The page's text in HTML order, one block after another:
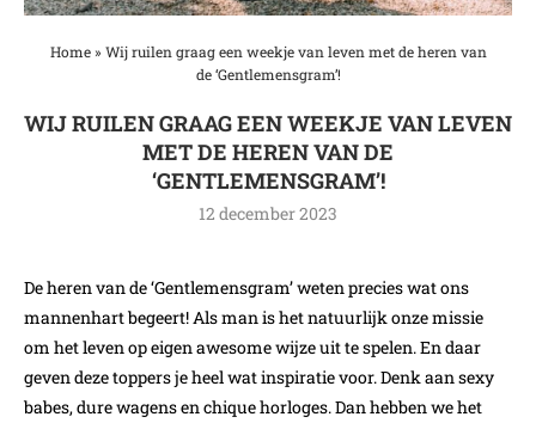
Home» Wij ruilen graag een weekje van leven met de heren van
de ‘Gentlemensgram’!
WIJ RUILEN GRAAG EEN WEEKJE VAN LEVEN
MET DE HEREN VAN DE
‘GENTLEMENSGRAM’!
12 december 2023
De heren van de ‘Gentlemensgram’ weten precies wat ons
mannenhart begeert! Als man is het natuurlijk onze missie
om het leven op eigen awesome wijze uit te spelen. En daar
geven deze toppers je heel wat inspiratie voor. Denk aan sexy
babes, dure wagens en chique horloges. Dan hebben we het